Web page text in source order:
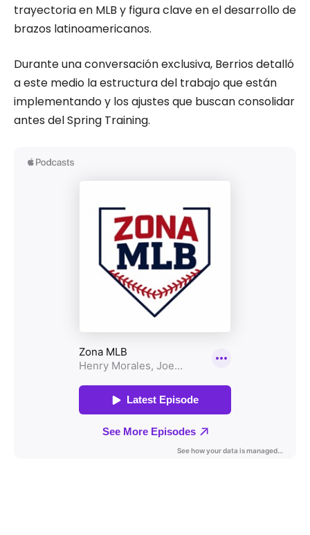
trayectoria en MLB y figura clave en el desarrollo de
brazos latinoamericanos.
Durante una conversación exclusiva, Berrios detalló
a este medio la estructura del trabajo que están
implementando y los ajustes que buscan consolidar
antes del Spring Training.